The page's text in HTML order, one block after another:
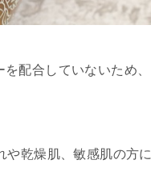
配合していないため、
や乾燥肌、敏感肌の方に